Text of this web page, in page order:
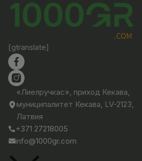
[gtranslate]
«Лиелручкас», приход Кекава,
муниципалитет Кекава, LV-2123,
Латвия
+371 27218005
info@1000gr.com